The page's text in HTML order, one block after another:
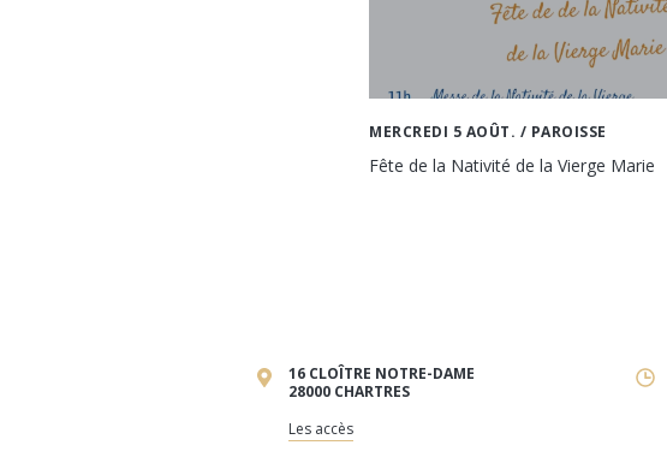
MERCREDI 5 AOÛT. / PAROISSE
Fête de la Nativité de la Vierge Marie
16 CLOÎTRE NOTRE-DAME
28000 CHARTRES
Les accès